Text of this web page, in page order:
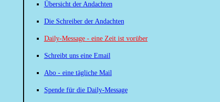
Übersicht der Andachten
Die Schreiber der Andachten
Daily-Message - eine Zeit ist vorüber
Schreibt uns eine Email
Abo - eine tägliche Mail
Spende für die Daily-Message